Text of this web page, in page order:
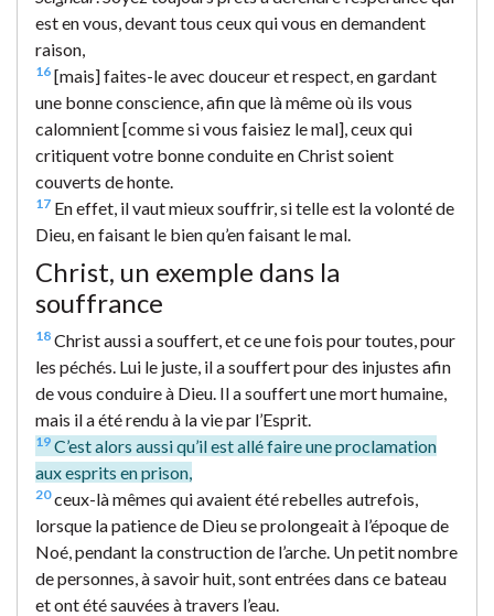
est en vous, devant tous ceux qui vous en demandent
raison,
16 [mais] faites-le avec douceur et respect, en gardant
une bonne conscience, afin que là même où ils vous
calomnient [comme si vous faisiez le mal], ceux qui
critiquent votre bonne conduite en Christ soient
couverts de honte.
17 En effet, il vaut mieux souffrir, si telle est la volonté de
Dieu, en faisant le bien qu’en faisant le mal.
Christ, un exemple dans la
souffrance
18 Christ aussi a souffert, et ce une fois pour toutes, pour
les péchés. Lui le juste, il a souffert pour des injustes afin
de vous conduire à Dieu. Il a souffert une mort humaine,
mais il a été rendu à la vie par l’Esprit.
19 C’est alors aussi qu’il est allé faire une proclamation
aux esprits en prison,
20ceux-là mêmes qui avaient été rebelles autrefois,
lorsque la patience de Dieu se prolongeait à l’époque de
Noé, pendant la construction de l’arche. Un petit nombre
de personnes, à savoir huit, sont entrées dans ce bateau
et ont été sauvées à travers l’eau.